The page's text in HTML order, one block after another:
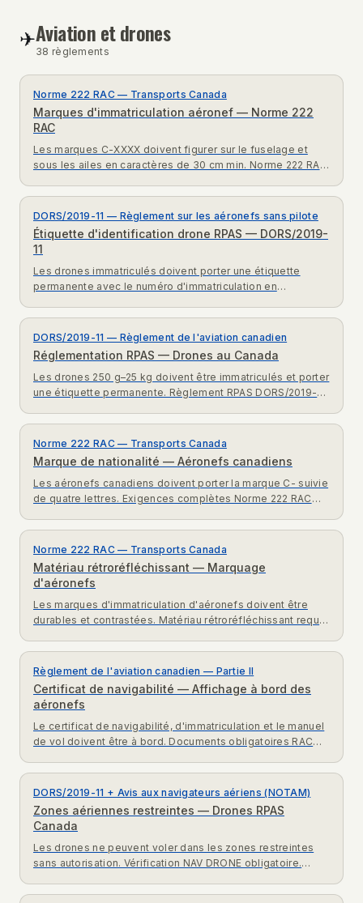
✈Aviation et drones
38 règlements
Norme 222 RAC — Transports Canada
Marques d'immatriculation aéronef — Norme 222
RAC
Les marques C-XXXX doivent figurer sur le fuselage et
sous les ailes en caractères de 30 cm min. Norme 222 RAC
DORS/2019-11 — Règlement sur les aéronefs sans pilote
Étiquette d'identification drone RPAS — DORS/2019-
11
Les drones immatriculés doivent porter une étiquette
permanente avec le numéro d'immatriculation en
expliqué.
DORS/2019-11 — Règlement de l'aviation canadien
Réglementation RPAS — Drones au Canada
Les drones 250 g–25 kg doivent être immatriculés et porter
une étiquette permanente. Règlement RPAS DORS/2019-11
Norme 222 RAC — Transports Canada
Marque de nationalité — Aéronefs canadiens
Les aéronefs canadiens doivent porter la marque C- suivie
de quatre lettres. Exigences complètes Norme 222 RAC
Norme 222 RAC — Transports Canada
Matériau rétroréfléchissant — Marquage
d'aéronefs
Les marques d'immatriculation d'aéronefs doivent être
durables et contrastées. Matériau rétroréfléchissant requis
Règlement de l'aviation canadien — Partie II
Certificat de navigabilité — Affichage à bord des
aéronefs
Le certificat de navigabilité, d'immatriculation et le manuel
de vol doivent être à bord. Documents obligatoires RAC
DORS/2019-11 + Avis aux navigateurs aériens (NOTAM)
Zones aériennes restreintes — Drones RPAS
Canada
Les drones ne peuvent voler dans les zones restreintes
sans autorisation. Vérification NAV DRONE obligatoire.